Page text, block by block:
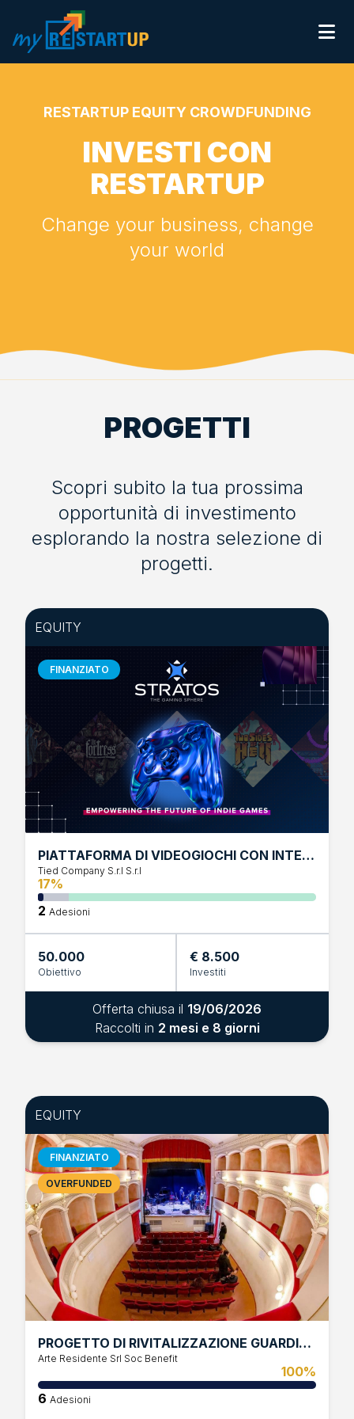
CHI SIAMORESTARTUP EQUITY CROWDFUNDING
INVESTI CON
RESTARTUP
Change your business, change
your world
PROGETTI
Scopri subito la tua prossima
opportunità di investimento
esplorando la nostra selezione di
progetti.
EQUITY
FINANZIATO
PIATTAFORMA DI VIDEOGIOCHI CON INTELLIGENZA ARTIFICIALE
Tied Company S.r.l S.r.l
17%
2 Adesioni
50.000
Obiettivo
€ 8.500
Investiti
Offerta chiusa il 19/06/2026
Raccolti in 2 mesi e 8 giorni
EQUITY
FINANZIATO
OVERFUNDED
PROGETTO DI RIVITALIZZAZIONE GUARDISTALLO
Arte Residente Srl Soc Benefit
100%
6 Adesioni